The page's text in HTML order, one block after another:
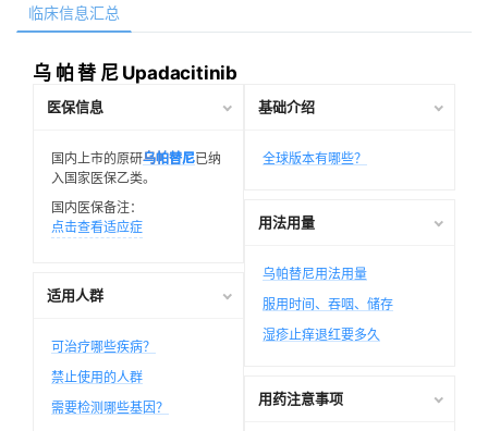
临床信息汇总
乌 帕 替 尼 Upadacitinib
医保信息
国内上市的原研乌帕替尼已纳
入国家医保乙类。
国内医保备注：
点击查看适应症
适用人群
可治疗哪些疾病？
禁止使用的人群
需要检测哪些基因？
基础介绍
全球版本有哪些？
用法用量
乌帕替尼用法用量
服用时间、吞咽、储存
湿疹止痒退红要多久
用药注意事项